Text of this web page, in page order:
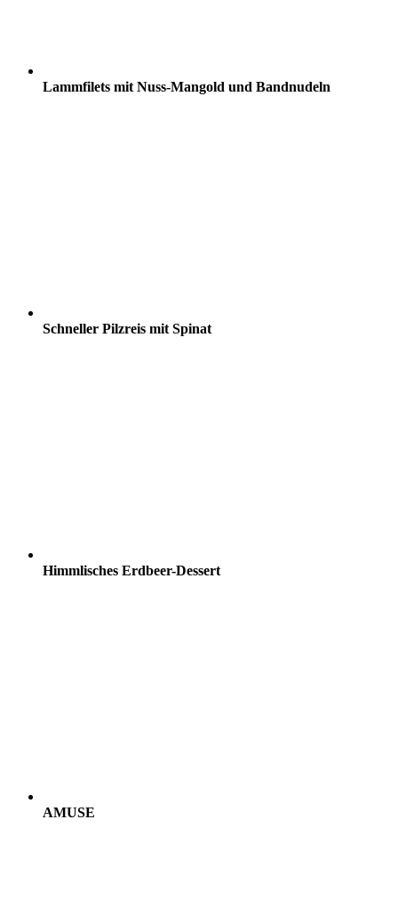
Lammfilets mit Nuss-Mangold und Bandnudeln
Schneller Pilzreis mit Spinat
Himmlisches Erdbeer-Dessert
AMUSE